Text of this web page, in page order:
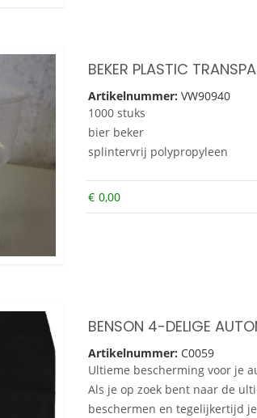
BEKER PLASTIC
Artikelnummer: VW90940
1000 stuks
bier beker
splintervrij polypropyleen
€ 0,00
Artikelnummer: C0059
Ultieme bescherming voor je
Als je op zoek bent naar de
beschermen en tegelijkertijd